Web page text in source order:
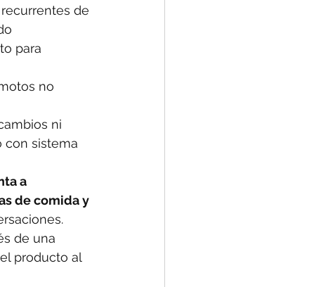
de
para
no
ni
con sistema
a
de comida y
de una
producto al